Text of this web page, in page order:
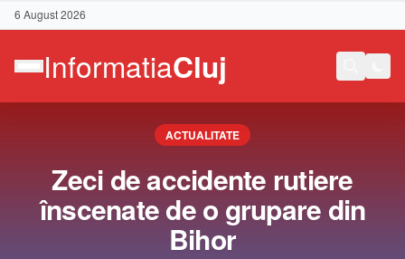
6 August 2026
ACTUALITATE
Zeci de accidente rutiere
înscenate de o grupare din
Bihor